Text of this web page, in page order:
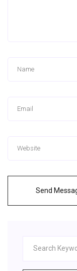
Send